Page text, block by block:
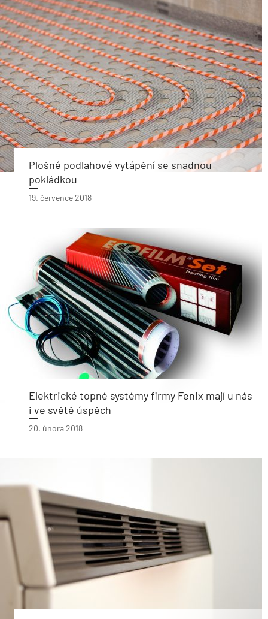
Plošné podlahové vytápění se snadnou
pokládkou
19. července 2018
Elektrické topné systémy firmy Fenix mají u nás
i ve světě úspěch
20. února 2018